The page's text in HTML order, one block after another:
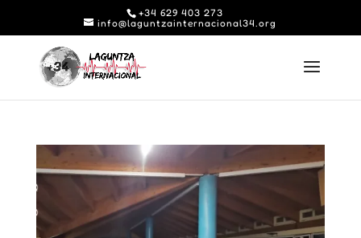
+34 629 403 273
info@laguntzainternacional34.org